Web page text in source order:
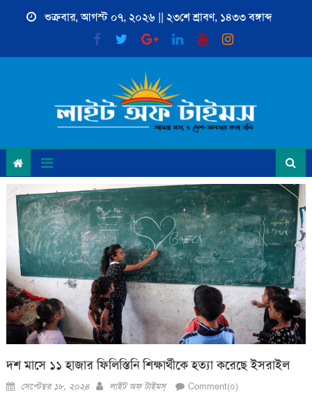
শুক্রবার, আগস্ট ০৭, ২০২৬ || ২৩শে শ্রাবণ, ১৪৩৩ বঙ্গাব্দ
দশ মাসে ১১ হাজার ফিলিস্তিনি শিক্ষার্থীকে হত্যা করেছে ইসরাইল
Posted
সেপ্টেম্বর ১৮, ২০২৪ Author
লাইট অফ টাইমস্ Comment(০)